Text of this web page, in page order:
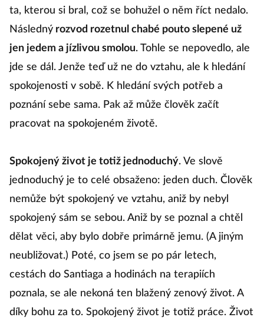
ta, kterou si bral, což se bohužel o něm říct nedalo.
Následný rozvod rozetnul chabé pouto slepené už
jen jedem a jízlivou smolou. Tohle se nepovedlo, ale
jde se dál. Jenže teď už ne do vztahu, ale k hledání
spokojenosti v sobě. K hledání svých potřeb a
poznání sebe sama. Pak až může člověk začít
pracovat na spokojeném životě.
Spokojený život je totiž jednoduchý. Ve slově
jednoduchý je to celé obsaženo: jeden duch. Člověk
nemůže být spokojený ve vztahu, aniž by nebyl
spokojený sám se sebou. Aniž by se poznal a chtěl
dělat věci, aby bylo dobře primárně jemu. (A jiným
neubližovat.) Poté, co jsem se po pár letech,
cestách do Santiaga a hodinách na terapiích
poznala, se ale nekoná ten blažený zenový život. A
díky bohu za to. Spokojený život je totiž práce. Život